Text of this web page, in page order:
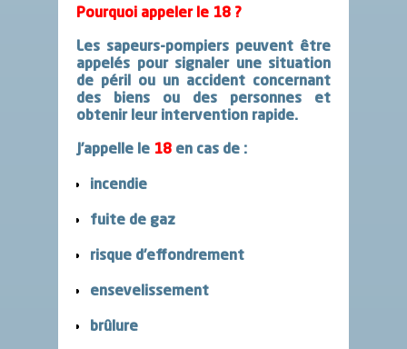
Pourquoi appeler le 18 ?
Les sapeurs-pompiers peuvent être
appelés pour signaler une situation
de péril ou un accident concernant
des biens ou des personnes et
obtenir leur intervention rapide.
J’appelle le 18 en cas de :
incendie
fuite de gaz
risque d’effondrement
ensevelissement
brûlure